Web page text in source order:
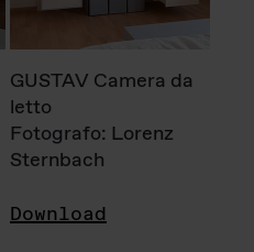
GUSTAV Camera da
letto
Fotografo: Lorenz
Sternbach
Download